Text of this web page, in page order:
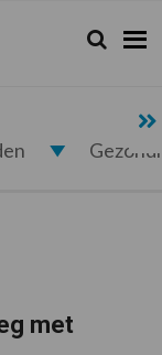
Zoeken...
Zoek
met